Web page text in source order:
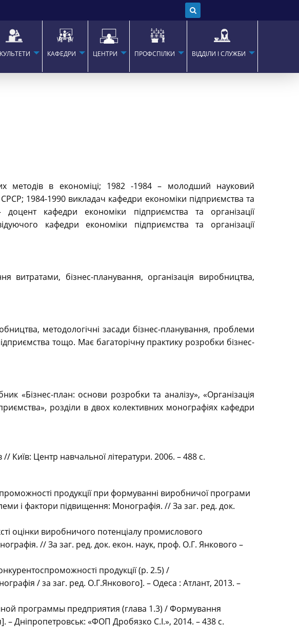
КАФЕДРИ ЦЕНТРИ ПРОФСПІЛКИ ВІДДІЛИ І СЛУЖБИ
методів в економіці; 1982 -1984 – молодший науковий
1984-1990 викладач кафедри економіки підприємства та
кафедри економіки підприємства та організації
кафедри економіки підприємства та організації
витратами, бізнес-планування, організація виробництва,
методологічні засади бізнес-планування, проблеми
тощо. Має багаторічну практику розробки бізнес-
«Бізнес-план: основи розробки та аналізу», «Організація
розділи в двох колективних монографіях кафедри
Центр навчальної літератури. 2006. – 488 с.
продукції при формуванні виробничої програми
і фактори підвищення: Монографія. // За заг. ред. док.
оцінки виробничого потенціалу промислового
// За заг. ред. док. екон. наук, проф. О.Г. Янкового –
продукції (р. 2.5) /
/ за заг. ред. О.Г.Янкового]. – Одеса : Атлант, 2013. –
программы предприятия (глава 1.3) / Формування
– Дніпропетровськ: «ФОП Дробязко С.І.», 2014. – 438 с.